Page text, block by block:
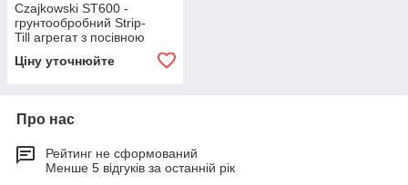
Czajkowski ST600 -
грунтообробний Strip-
Till агрегат з посівною
Ціну уточнюйте
Про нас
Рейтинг не сформований
Менше 5 відгуків за останній рік